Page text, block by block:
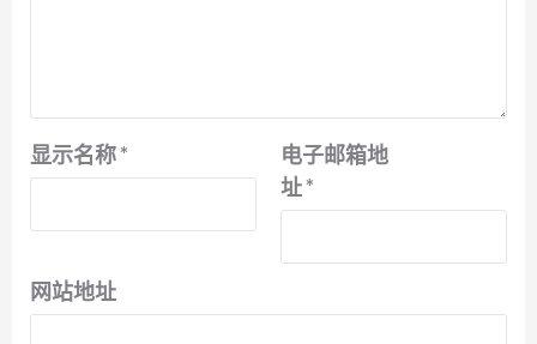
显示名称*
电子邮箱地
址*
网站地址